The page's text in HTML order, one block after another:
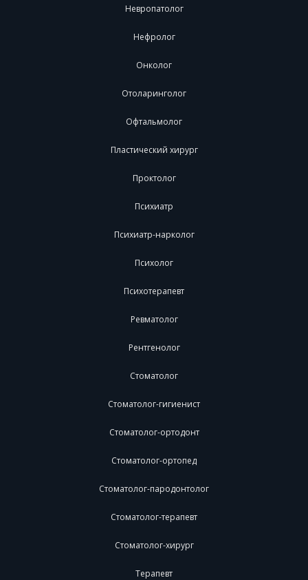
Невропатолог
Нефролог
Онколог
Отоларинголог
Офтальмолог
Пластический хирург
Проктолог
Психиатр
Психиатр-нарколог
Психолог
Психотерапевт
Ревматолог
Рентгенолог
Стоматолог
Стоматолог-гигиенист
Стоматолог-ортодонт
Стоматолог-ортопед
Стоматолог-пародонтолог
Стоматолог-терапевт
Стоматолог-хирург
Терапевт